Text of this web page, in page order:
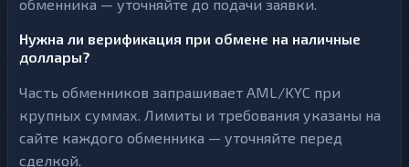
обменника — уточняйте до подачи заявки.
Нужна ли верификация при обмене на наличные
доллары?
Часть обменников запрашивает AML/KYC при
крупных суммах. Лимиты и требования указаны на
сайте каждого обменника — уточняйте перед
сделкой.